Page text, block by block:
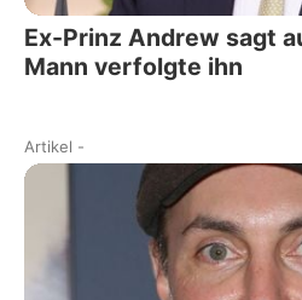
Ex-Prinz Andrew sagt
Mann verfolgte ihn
Artikel -